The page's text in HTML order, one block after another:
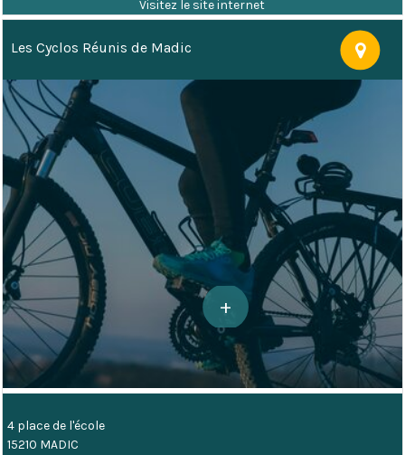
Les Cyclos Réunis de Madic
4 place de l'école
15210 MADIC